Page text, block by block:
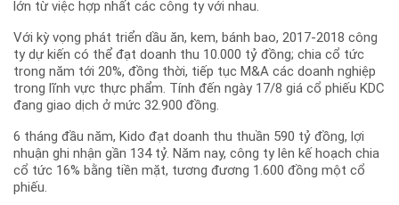
lớn từ việc hợp nhất các công ty với nhau.
Với kỳ vọng phát triển dầu ăn, kem, bánh bao, 2017-2018 công
ty dự kiến có thể đạt doanh thu 10.000 tỷ đồng; chia cổ tức
trong năm tới 20%, đồng thời, tiếp tục M&A các doanh nghiệp
trong lĩnh vực thực phẩm. Tính đến ngày 17/8 giá cổ phiếu KDC
đang giao dịch ở mức 32.900 đồng.
6 tháng đầu năm, Kido đạt doanh thu thuần 590 tỷ đồng, lợi
nhuận ghi nhận gần 134 tỷ. Năm nay, công ty lên kế hoạch chia
cổ tức 16% bằng tiền mặt, tương đương 1.600 đồng một cổ
phiếu.